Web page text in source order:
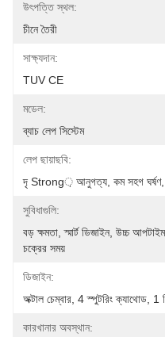
উৎপত্তি স্থল:
চীনে তৈরী
সাক্ষ্যদান:
TUV CE
মডেল:
ব্যাচ লেপ সিস্টেম
লেপ ছায়াছবি:
দৃ Strong় আনুগত্য, কম সহগ ঘর্ষণ,
সুবিধাগুলি:
বড় ক্ষমতা, স্মার্ট ডিজাইন, উচ্চ
চক্রের সময়
ডিজাইন:
অক্টাল চেম্বার, 4 স্পুটরিং ক্যাথোড, 1
কারখানার অবস্থান: